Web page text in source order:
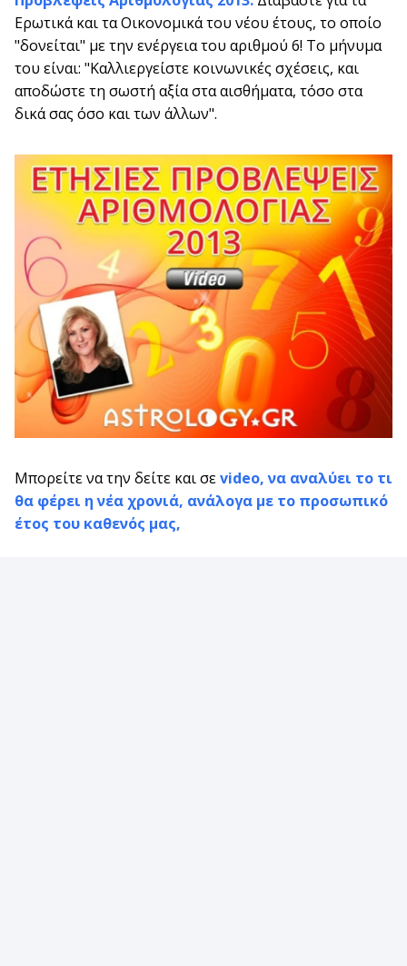
Ερωτικά και τα Οικονομικά του νέου έτους, το οποίο
"δονείται" με την ενέργεια του αριθμού 6! Το μήνυμα
του είναι: "Καλλιεργείστε κοινωνικές σχέσεις, και
αποδώστε τη σωστή αξία στα αισθήματα, τόσο στα
δικά σας όσο και των άλλων".
Μπορείτε να την δείτε και σεvideo, να αναλύει το τι
θα φέρει η νέα χρονιά, ανάλογα με το προσωπικό
έτος του καθενός μας,